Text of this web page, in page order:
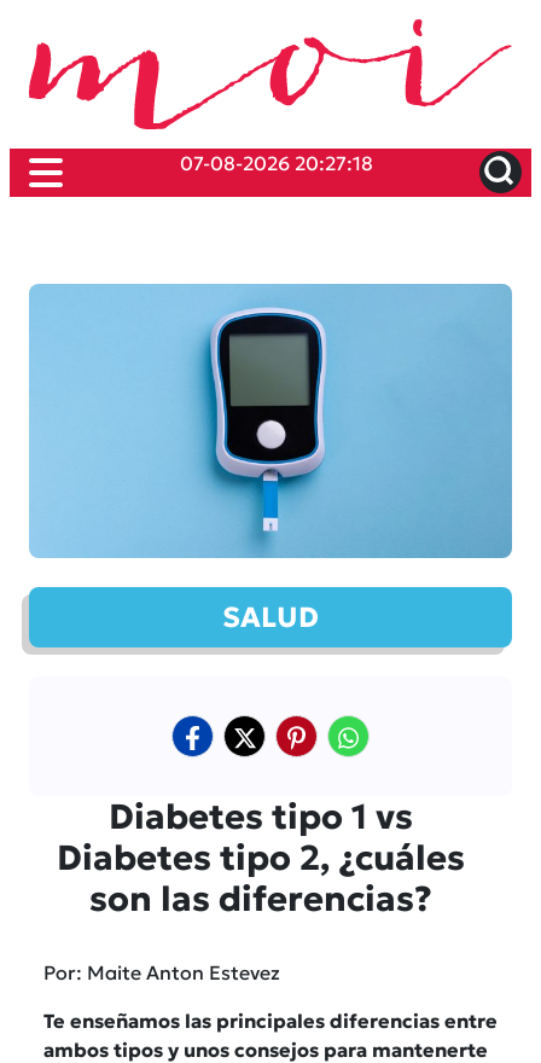
07-08-2026 20:27:18
SALUD
Diabetes tipo 1 vs
Diabetes tipo 2, ¿cuáles
son las diferencias?
Por: Maite Anton Estevez
Te enseñamos las principales diferencias entre
ambos tipos y unos consejos para mantenerte